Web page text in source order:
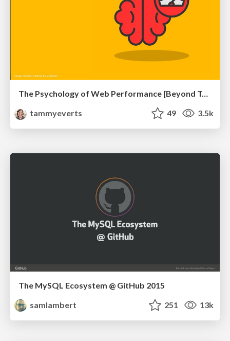
The Psychology of Web Performance [Beyond Tellerrand 2023]
tammyeverts
49 3.5k
The MySQL Ecosystem @ GitHub 2015
samlambert
251 13k